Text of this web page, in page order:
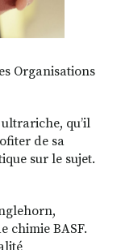
Organisations
qu’il
de sa
sur le sujet.
chimie BASF.